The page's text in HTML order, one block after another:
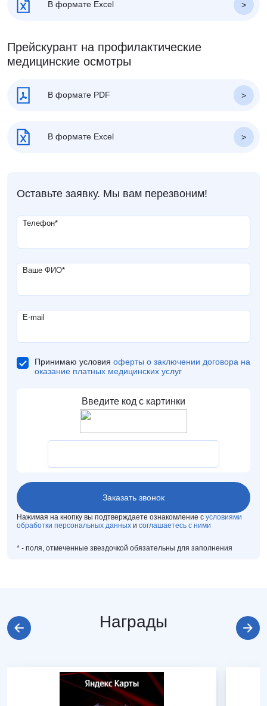
В формате Excel
Прейскурант на профилактические
медицинские осмотры
В формате PDF
В формате Excel
Оставьте заявку. Мы вам перезвоним!
Телефон*
Ваше ФИО*
E-mail
Принимаю условия оферты о заключении договора на
оказание платных медицинских услуг
Нажимая на кнопку вы подтверждаете ознакомление с условиями
обработки персональных данных и соглашаетесь с ними
* - поля, отмеченные звездочкой обязательны для заполнения
Награды